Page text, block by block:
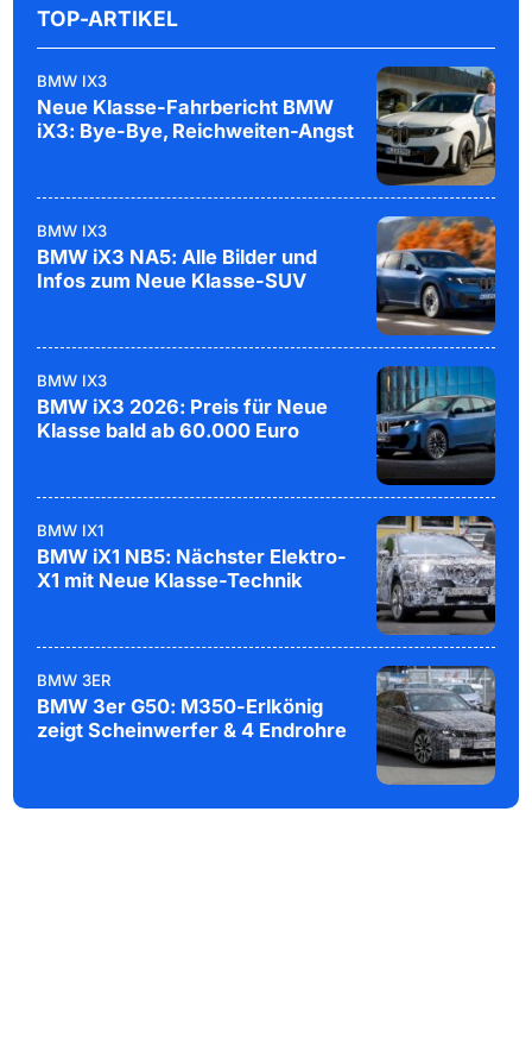
TOP-ARTIKEL
BMW IX3
Neue Klasse-Fahrbericht BMW
iX3: Bye-Bye, Reichweiten-Angst
BMW IX3
BMW iX3 NA5: Alle Bilder und
Infos zum Neue Klasse-SUV
BMW IX3
BMW iX3 2026: Preis für Neue
Klasse bald ab 60.000 Euro
BMW IX1
BMW iX1 NB5: Nächster Elektro-
X1 mit Neue Klasse-Technik
BMW 3ER
BMW 3er G50: M350-Erlkönig
zeigt Scheinwerfer & 4 Endrohre